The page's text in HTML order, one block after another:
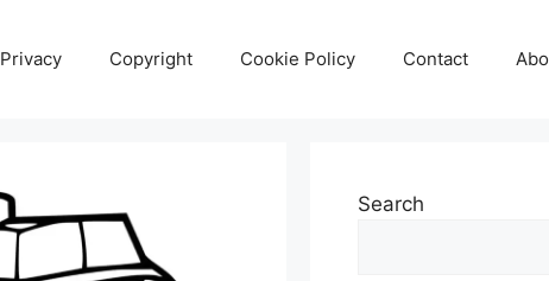
Privacy Copyright Cookie Policy Contact
Search